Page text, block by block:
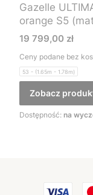
Gazelle
orange S5
Cena
19 799,00 zł
Ceny podane bez
53 - (1.65m - 1.78m)
Zobacz
Dostępność: na